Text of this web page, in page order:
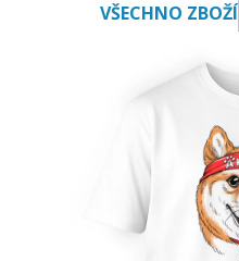
VŠECHNO ZBOŽÍ